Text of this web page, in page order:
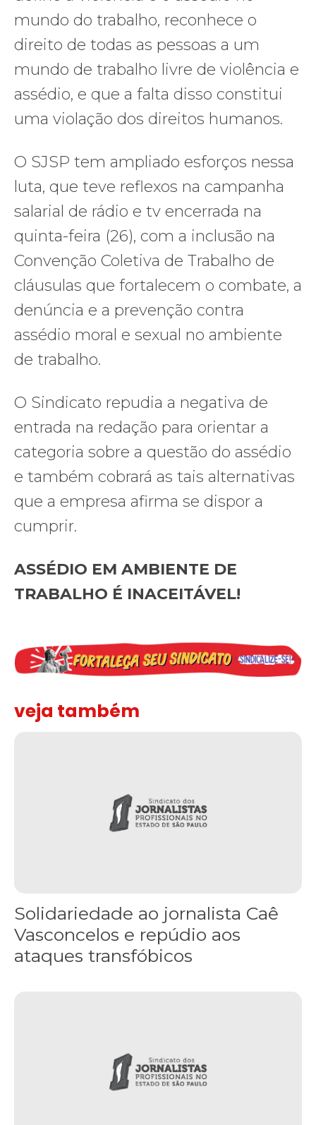
mundo do trabalho, reconhece o
direito de todas as pessoas a um
mundo de trabalho livre de violência e
assédio, e que a falta disso constitui
uma violação dos direitos humanos.
O SJSP tem ampliado esforços nessa
luta, que teve reflexos na campanha
salarial de rádio e tv encerrada na
quinta-feira (26), com a inclusão na
Convenção Coletiva de Trabalho de
cláusulas que fortalecem o combate, a
denúncia e a prevenção contra
assédio moral e sexual no ambiente
de trabalho.
O Sindicato repudia a negativa de
entrada na redação para orientar a
categoria sobre a questão do assédio
e também cobrará as tais alternativas
que a empresa afirma se dispor a
cumprir.
ASSÉDIO EM AMBIENTE DE
TRABALHO É INACEITÁVEL!
veja também
Solidariedade ao jornalista Caê
Vasconcelos e repúdio aos
ataques transfóbicos